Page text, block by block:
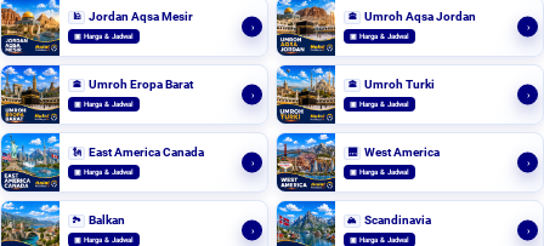
🕌 Jordan Aqsa Mesir
▣ Harga & Jadwal
›
🕋 Umroh Aqsa Jordan
▣ Harga & Jadwal
›
🕋 Umroh Eropa Barat
▣ Harga & Jadwal
›
🕋 Umroh Turki
▣ Harga & Jadwal
›
🗽 East America Canada
▣ Harga & Jadwal
›
🌉 West America
▣ Harga & Jadwal
›
🏞️ Balkan
▣ Harga & Jadwal
›
🏔️ Scandinavia
▣ Harga & Jadwal
›